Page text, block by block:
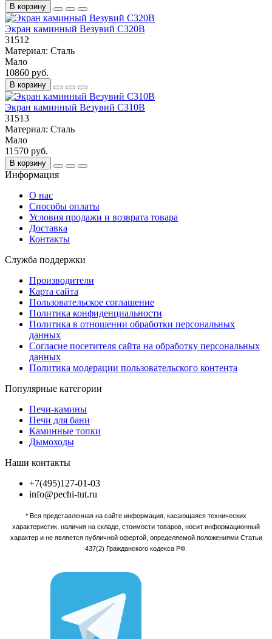
В корзину
Экран каминный Везувий С320B
31512
Материал: Сталь
Мало
10860 руб.
В корзину
Экран каминный Везувий С310B
31513
Материал: Сталь
Мало
11570 руб.
В корзину
Информация
О нас
Способы оплаты
Условия продажи и возврата товара
Доставка
Контакты
Служба поддержки
Производители
Карта сайта
Пользовательское соглашение
Политика конфиденциальности
Политика в отношении обработки персональных
данных
Согласие посетителя сайта на обработку персональных
данных
Политика модерации пользовательского контента
Популярные категории
Печи-камины
Печи для бани
Каминные топки
Дымоходы
Наши контакты
+7(495)127-01-03
info@pechi-tut.ru
* Вся представленная на сайте информация, касающаяся технических
характеристик, наличия на складе, стоимости товаров, носит информационный
характер и не является публичной офертой, определяемой положениями Статьи
437(2) Гражданского кодекса РФ.